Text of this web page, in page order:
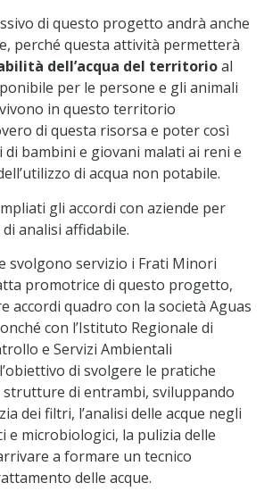
di questo progetto andrà anche
perché questa attività permetterà
dell’acqua del territorioal
per le persone e gli animali
vivono in questo territorio
di questa risorsa e poter così
di bambini e giovani malati ai reni e
di acqua non potabile.
gli accordi con aziende per
analisi affidabile.
svolgono servizio i Frati Minori
promotrice di questo progetto,
accordi quadro con la società Aguas
con l’Istituto Regionale di
e Servizi Ambientali
l’obiettivo di svolgere le pratiche
di entrambi, sviluppando
dei filtri, l’analisi delle acque negli
e microbiologici, la pulizia delle
a formare un tecnico
delle acque.